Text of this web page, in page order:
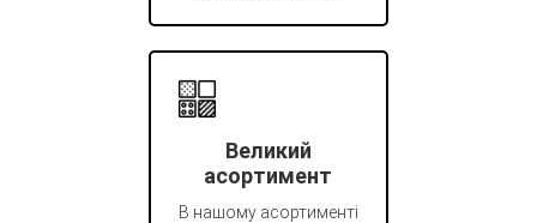
Великий
асортимент
В нашому асортименті